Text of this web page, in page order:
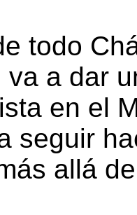
todo
va a dar
en el
seguir
allá